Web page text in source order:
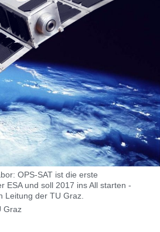
OPS-SAT ist die erste
ESA und soll 2017 ins All starten -
Leitung der TU Graz.
Graz